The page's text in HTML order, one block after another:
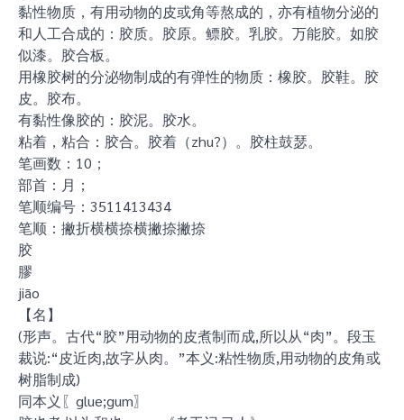
黏性物质，有用动物的皮或角等熬成的，亦有植物分泌的
和人工合成的：胶质。胶原。鳔胶。乳胶。万能胶。如胶
似漆。胶合板。
用橡胶树的分泌物制成的有弹性的物质：橡胶。胶鞋。胶
皮。胶布。
有黏性像胶的：胶泥。胶水。
粘着，粘合：胶合。胶着（zhu?）。胶柱鼓瑟。
笔画数：10；
部首：月；
笔顺编号：3511413434
笔顺：撇折横横捺横撇捺撇捺
胶
膠
jiāo
【名】
(形声。古代“胶”用动物的皮煮制而成,所以从“肉”。段玉
裁说:“皮近肉,故字从肉。”本义:粘性物质,用动物的皮角或
树脂制成)
同本义〖glue;gum〗